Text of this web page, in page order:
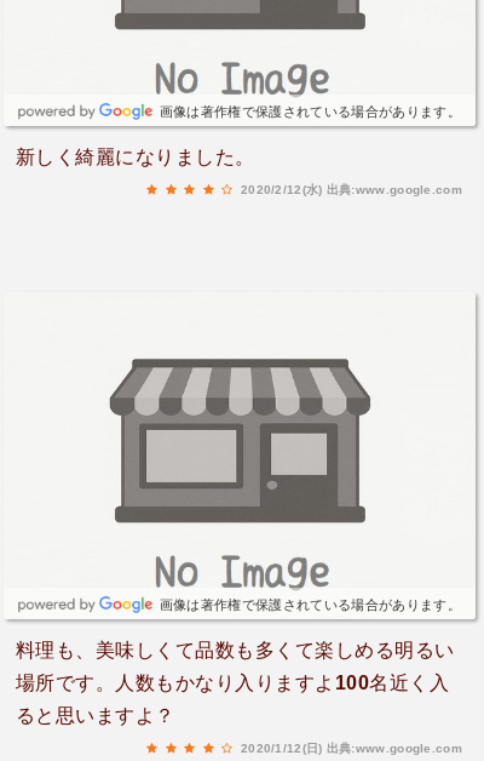
画像は著作権で保護されている場合があります。
新しく綺麗になりました。
2020/2/12(水) 出典:www.google.com
画像は著作権で保護されている場合があります。
料理も、美味しくて品数も多くて楽しめる明るい
場所です。人数もかなり入りますよ100名近く入
ると思いますよ？
2020/1/12(日) 出典:www.google.com